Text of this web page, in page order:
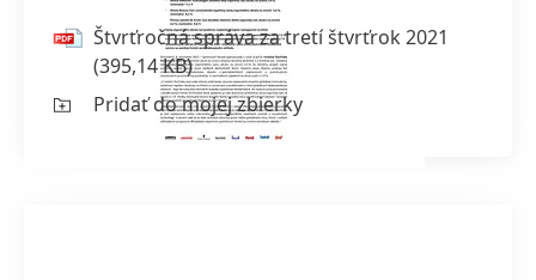
Štvrťročná správa za tretí štvrťrok 2021
(395,14 KB)
Pridať do mojej zbierky